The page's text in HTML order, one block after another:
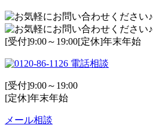
[受付]9:00～19:00[定休]年末年始
電話相談
[受付]9:00～19:00
[定休]年末年始
メール相談